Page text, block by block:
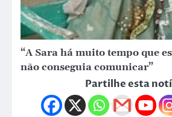
“A Sara há muito tempo que
não conseguia comunicar”
Partilhe esta